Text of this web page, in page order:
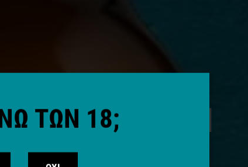
ΤΩΝ 18;
ΕΠΙΣΤΗΜΗ: Η
ΜΑΣ ΚΑΝΕΙ